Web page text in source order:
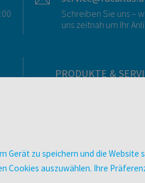
Schreiben Sie uns –
uns zeitnah um Ihr
PRODUKTE &
Druckerei facultas
Kopierservice
zu speichern und die Website
Cookies auszuwählen. Ihre